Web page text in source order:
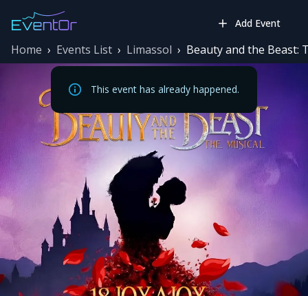
Add Event
This event has already happened.
Home › Events List › Limassol › Beauty and the Beast: